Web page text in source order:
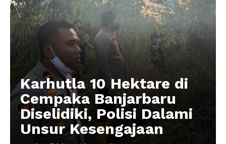
Karhutla 10 Hektare di
Cempaka Banjarbaru
Diselidiki, Polisi Dalami
Unsur Kesengajaan